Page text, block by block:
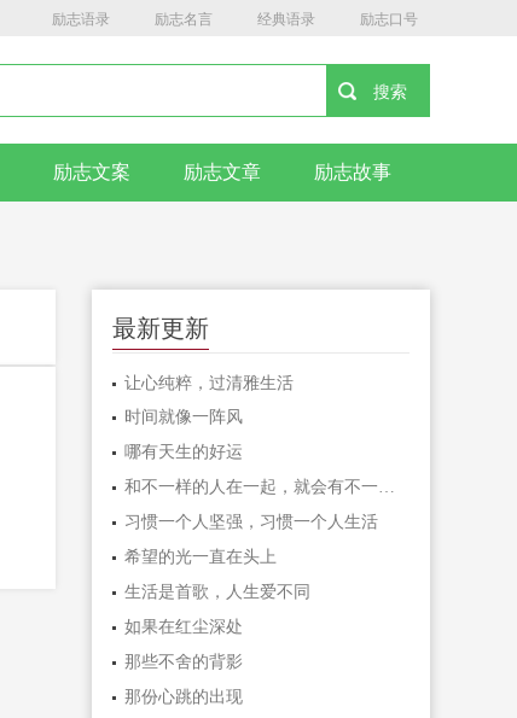
励志语录 励志名言 经典语录 励志口号
励志文案 励志文章 励志故事
最新更新
让心纯粹，过清雅生活
时间就像一阵风
哪有天生的好运
和不一样的人在一起，就会有不一样的人生
习惯一个人坚强，习惯一个人生活
希望的光一直在头上
生活是首歌，人生爱不同
如果在红尘深处
那些不舍的背影
那份心跳的出现